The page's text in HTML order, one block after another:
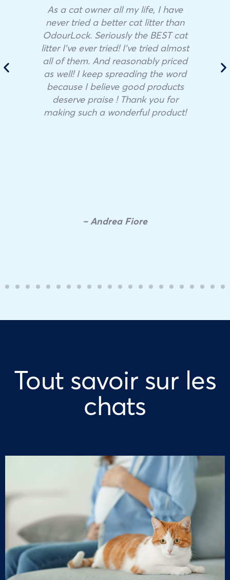
As a cat owner all my life, I have
never tried a better cat litter than
OdourLock. Seriously the BEST cat
litter I’ve ever tried! I’ve tried almost
all of them. And reasonably priced
as well! I keep spreading the word
because I believe good products
deserve praise ! Thank you for
making such a wonderful product!
– Andrea Fiore
Tout savoir sur les
chats